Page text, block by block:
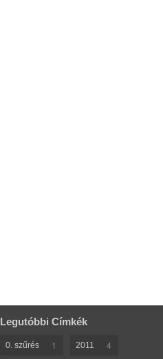
Legutóbbi Címkék
0. szűrés 1 2011 4